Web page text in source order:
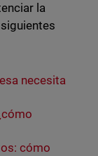
la
necesita
cómo